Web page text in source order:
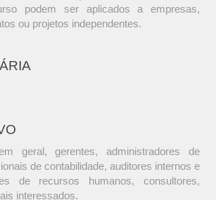
podem ser aplicados a empresas,
ou projetos independentes.
geral, gerentes, administradores de
de contabilidade, auditores internos e
de recursos humanos, consultores,
interessados.